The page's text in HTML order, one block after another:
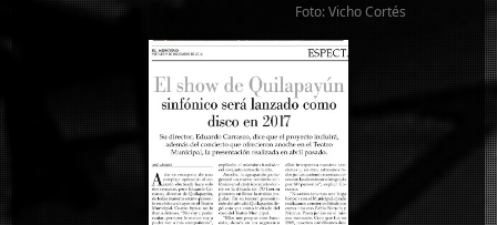
Foto: Vicho Cortés